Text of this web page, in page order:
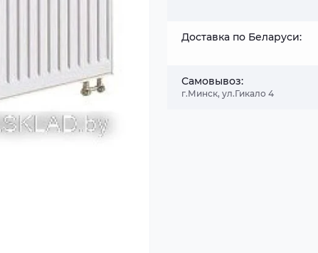
Доставка по Беларуси:
Самовывоз:
г.Минск, ул.Гикало 4